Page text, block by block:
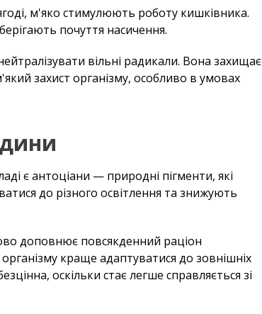
м'яко стимулюють роботу кишківника.
почуття насичення.
вільні радикали. Вона захищає
захист організму, особливо в умовах
є антоціани — природні пігменти, які
до різного освітлення та знижують
доповнює повсякденний раціон
краще адаптуватися до зовнішніх
оскільки стає легше справляється зі